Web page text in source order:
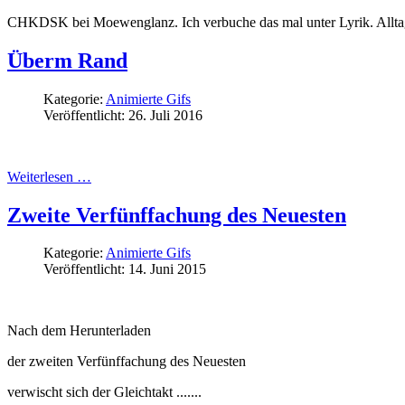
CHKDSK bei Moewenglanz. Ich verbuche das mal unter Lyrik.
Überm Rand
Kategorie: Animierte Gifs
Veröffentlicht: 26. Juli 2016
Weiterlesen …
Zweite Verfünffachung des Neuesten
Kategorie: Animierte Gifs
Veröffentlicht: 14. Juni 2015
Nach dem Herunterladen
der zweiten Verfünffachung des Neuesten
verwischt sich der Gleichtakt .......